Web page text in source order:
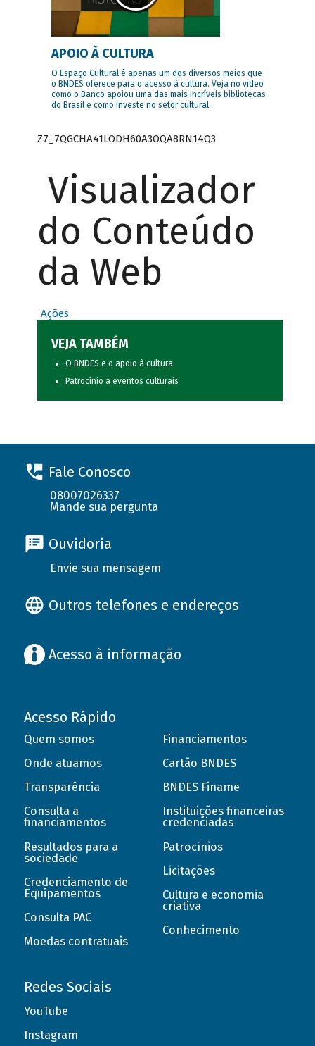
APOIO À CULTURA
O Espaço Cultural é apenas um dos diversos meios que
o BNDES oferece para o acesso à cultura. Veja no vídeo
como o Banco apoiou uma das mais incríveis bibliotecas
do Brasil e como investe no setor cultural.
Z7_7QGCHA41LODH60A3OQA8RN14Q3
Visualizador
do Conteúdo
da Web
Ações
VEJA TAMBÉM
O BNDES e o apoio à cultura
Patrocínio a eventos culturais
Fale Conosco
08007026337
Mande sua pergunta
Ouvidoria
Envie sua mensagem
Outros telefones e endereços
Acesso à informação
Acesso Rápido
Quem somos
Onde atuamos
Transparência
Consulta a
financiamentos
Resultados para a
sociedade
Credenciamento de
Equipamentos
Consulta PAC
Moedas contratuais
Financiamentos
Cartão BNDES
BNDES Finame
Instituições financeiras
credenciadas
Patrocínios
Licitações
Cultura e economia
criativa
Conhecimento
Redes Sociais
YouTube
Instagram